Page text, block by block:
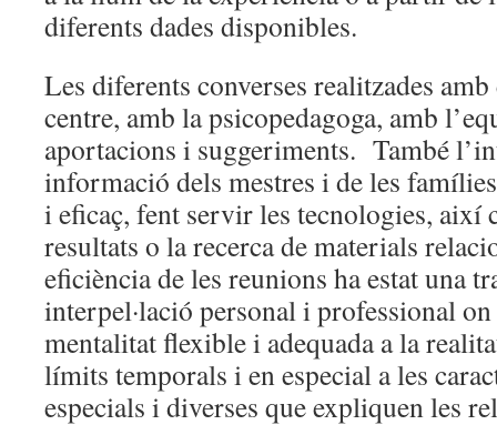
diferents dades disponibles.
Les diferents converses realitzades
centre, amb la psicopedagoga, amb
aportacions i suggeriments. També
informació dels mestres i de les
i eficaç, fent servir les tecnologies, així
resultats o la recerca de materials
eficiència de les reunions ha estat una
interpel·lació personal i professional
mentalitat flexible i adequada a la
límits temporals i en especial a les
especials i diverses que expliquen les